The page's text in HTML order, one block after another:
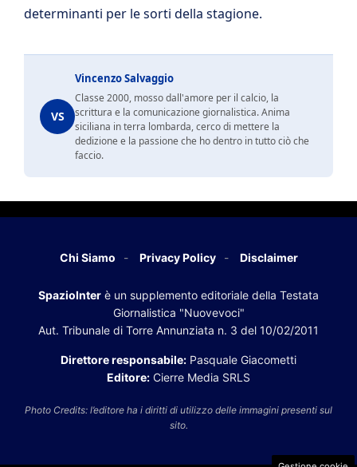
determinanti per le sorti della stagione.
VS
Vincenzo Salvaggio
Classe 2000, mosso dall'amore per il calcio, la
scrittura e la comunicazione giornalistica. Anima
siciliana in terra lombarda, cerco di mettere la
dedizione e la passione che ho dentro in tutto ciò che
faccio.
Chi Siamo Privacy Policy Disclaimer
SpazioInter è un supplemento editoriale della Testata
Giornalistica "Nuovevoci"
Aut. Tribunale di Torre Annunziata n. 3 del 10/02/2011
Direttore responsabile: Pasquale Giacometti
Editore: Cierre Media SRLS
Photo Credits: l’editore ha i diritti di utilizzo delle immagini presenti sul
sito.